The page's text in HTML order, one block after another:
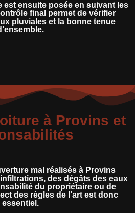
est ensuite posée en suivant les
final permet de vérifier
pluviales et la bonne tenue
à Provins et
mal réalisés à Provins
des dégâts des eaux
du propriétaire ou de
des règles de l’art est donc
essentiel.